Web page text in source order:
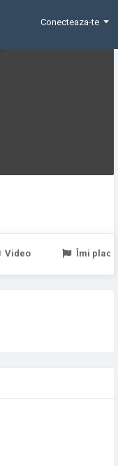
Conecteaza-te
Video Îmi place